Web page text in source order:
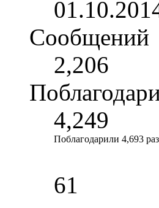
Сообщений
2,206
4,249
Поблагодарили 4,693
61